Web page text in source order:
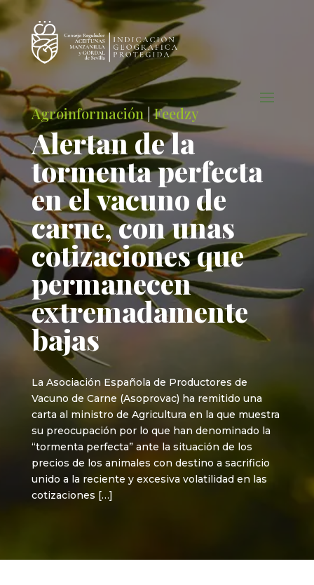
Agroinformación |Feedzy
Alertan de la
tormenta perfecta
en el vacuno de
carne, con unas
cotizaciones que
permanecen
extremadamente
bajas
La Asociación Española de Productores de
Vacuno de Carne (Asoprovac) ha remitido una
carta al ministro de Agricultura en la que muestra
su preocupación por lo que han denominado la
“tormenta perfecta” ante la situación de los
precios de los animales con destino a sacrificio
unido a la reciente y excesiva volatilidad en las
cotizaciones […]